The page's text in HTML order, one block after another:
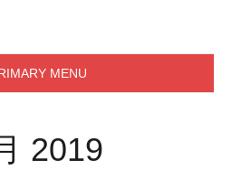
MENU
2019